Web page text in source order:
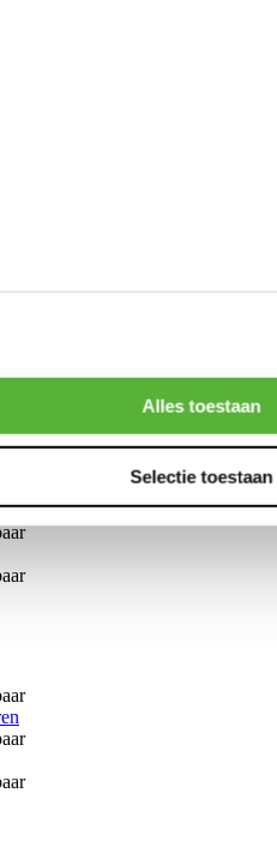
Alles toestaan
Selectie toestaan